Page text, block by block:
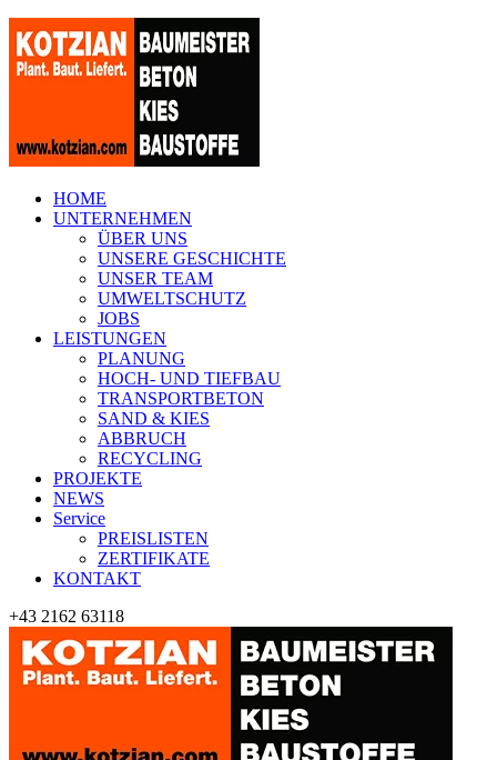
HOME
UNTERNEHMEN
ÜBER UNS
UNSERE GESCHICHTE
UNSER TEAM
UMWELTSCHUTZ
JOBS
LEISTUNGEN
PLANUNG
HOCH- UND TIEFBAU
TRANSPORTBETON
SAND & KIES
ABBRUCH
RECYCLING
PROJEKTE
NEWS
Service
PREISLISTEN
ZERTIFIKATE
KONTAKT
+43 2162 63118